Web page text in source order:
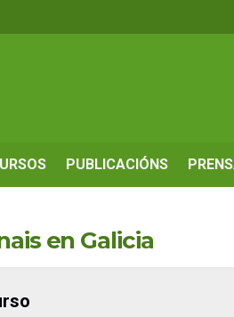
PUBLICACIÓNS
en Galicia